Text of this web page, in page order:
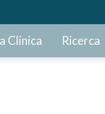
Clinica Ricerca